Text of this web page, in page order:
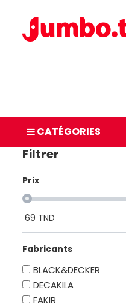
CATÉGORIES
Filtrer
Prix
69 TND
Fabricants
BLACK&DECKER
DECAKILA
FAKIR